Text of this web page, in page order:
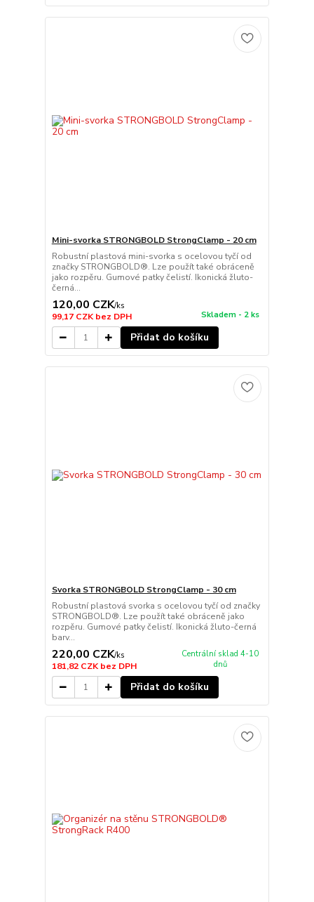
Mini-svorka STRONGBOLD StrongClamp - 20 cm
Robustní plastová mini-svorka s ocelovou tyčí od
značky STRONGBOLD®. Lze použít také obráceně
jako rozpěru. Gumové patky čelistí. Ikonická žluto-
černá...
120,00 CZK/ks
99,17 CZKbez DPH Skladem - 2 ks
Přidat do košíku
Svorka STRONGBOLD StrongClamp - 30 cm
Robustní plastová svorka s ocelovou tyčí od značky
STRONGBOLD®. Lze použít také obráceně jako
rozpěru. Gumové patky čelistí. Ikonická žluto-černá
barv...
220,00 CZK/ks
181,82 CZKbez DPH
Centrální sklad 4-10
dnů
Přidat do košíku